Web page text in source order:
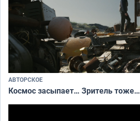
АВТОРСКОЕ
Космос засыпает… Зритель тоже…